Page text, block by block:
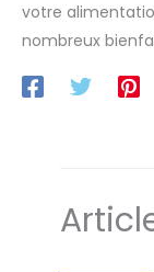
votre
nombreux